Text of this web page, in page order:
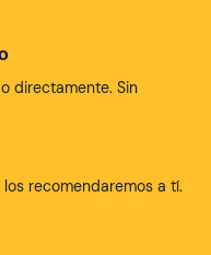
directamente. Sin
recomendaremos a tí.